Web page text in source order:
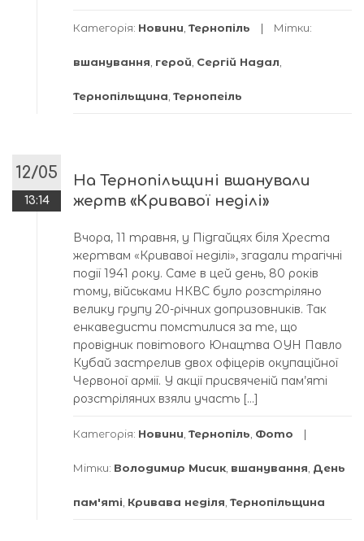
Категорія: Новини Тернопіль Мітки:
вшанування герой Сергій Надал
Тернопільщина Тернопеіль
12/05
13:14
На Тернопільщині вшанували
жертв «Кривавої неділі»
Вчора, 11 травня, у Підгайцях біля Хреста
жертвам «Кривавої неділі», згадали трагічні
події 1941 року. Саме в цей день, 80 років
тому, військами НКВС було розстріляно
велику групу 20-річних допризовників. Так
енкаведисти помстилися за те, що
провідник повітового Юнацтва ОУН Павло
Кубай застрелив двох офіцерів окупаційної
Червоної армії. У акції присвяченій пам’яті
розстріляних взяли участь […]
Категорія: Новини Тернопіль Фото
Мітки: Володимир Мисик вшанування День
пам'яті Кривава неділя Тернопільщина